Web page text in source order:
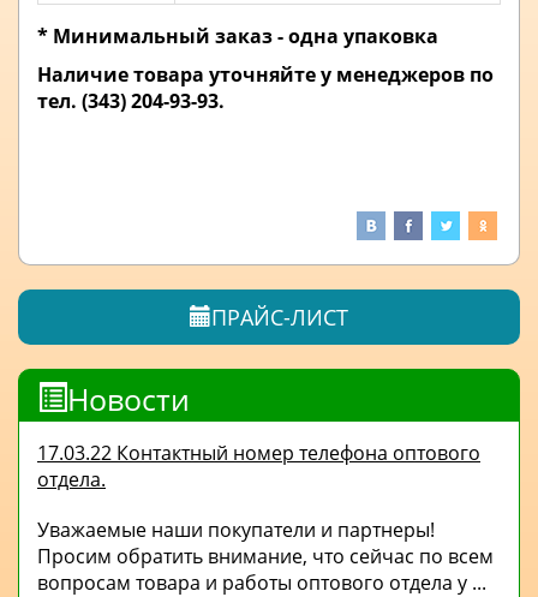
* Минимальный заказ - одна упаковка
Наличие товара уточняйте у менеджеров по
тел. (343) 204-93-93.
ПРАЙС-ЛИСТ
Новости
17.03.22 Контактный номер телефона оптового
отдела.
Уважаемые наши покупатели и партнеры!
Просим обратить внимание, что сейчас по всем
вопросам товара и работы оптового отдела у ...